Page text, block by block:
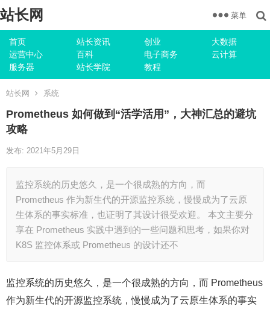
站长网
首页 站长资讯 创业
大数据
运营中心
百科 电子商务
云计算
服务器
站长学院 教程
菜单
站长网 系统
Prometheus 如何做到“活学活用”，大神汇总的避坑
攻略
发布: 2021年5月29日
监控系统的历史悠久，是一个很成熟的方向，而
Prometheus 作为新生代的开源监控系统，慢慢成为了云原
生体系的事实标准，也证明了其设计很受欢迎。 本文主要分
享在 Prometheus 实践中遇到的一些问题和思考，如果你对
K8S 监控体系或 Prometheus 的设计还不
监控系统的历史悠久，是一个很成熟的方向，而 Prometheus
作为新生代的开源监控系统，慢慢成为了云原生体系的事实